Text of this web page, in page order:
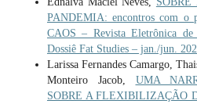
PANDEMIA: encontros com o
CAOS – Revista Eletrônica
Dossiê Fat Studies – jan./jun.
Larissa Fernandes Camargo,
Monteiro Jacob, UMA
SOBRE A FLEXIBILIZAÇÃO